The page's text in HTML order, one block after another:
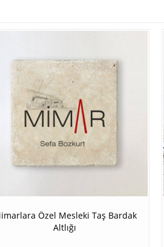
Özel Mesleki Taş Bardak
Altlığı